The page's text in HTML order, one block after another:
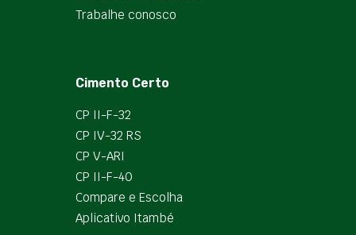
Trabalhe conosco
Cimento Certo
CP II-F-32
CP IV-32 RS
CP V-ARI
CP II-F-40
Compare e Escolha
Aplicativo Itambé